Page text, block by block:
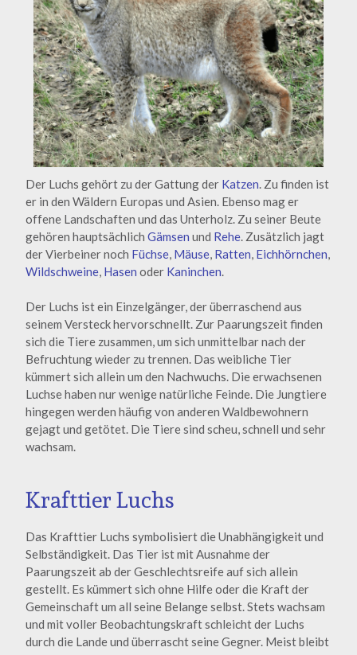
Der Luchs gehört zu der Gattung der Katzen. Zu finden ist
er in den Wäldern Europas und Asien. Ebenso mag er
offene Landschaften und das Unterholz. Zu seiner Beute
gehören hauptsächlich Gämsen und Rehe. Zusätzlich jagt
der Vierbeiner noch Füchse, Mäuse, Ratten, Eichhörnchen,
Wildschweine, Hasen oder Kaninchen.
Der Luchs ist ein Einzelgänger, der überraschend aus
seinem Versteck hervorschnellt. Zur Paarungszeit finden
sich die Tiere zusammen, um sich unmittelbar nach der
Befruchtung wieder zu trennen. Das weibliche Tier
kümmert sich allein um den Nachwuchs. Die erwachsenen
Luchse haben nur wenige natürliche Feinde. Die Jungtiere
hingegen werden häufig von anderen Waldbewohnern
gejagt und getötet. Die Tiere sind scheu, schnell und sehr
wachsam.
Krafttier Luchs
Das Krafttier Luchs symbolisiert die Unabhängigkeit und
Selbständigkeit. Das Tier ist mit Ausnahme der
Paarungszeit ab der Geschlechtsreife auf sich allein
gestellt. Es kümmert sich ohne Hilfe oder die Kraft der
Gemeinschaft um all seine Belange selbst. Stets wachsam
und mit voller Beobachtungskraft schleicht der Luchs
durch die Lande und überrascht seine Gegner. Meist bleibt